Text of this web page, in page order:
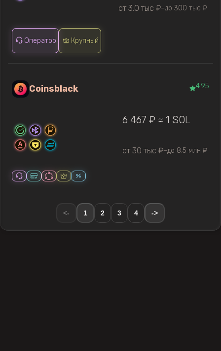
от 3.0 тыс ₽—до 300 тыс ₽
Оператор Крупный
Coinsblack 4.95
6 467 ₽ ≈ 1 SOL
от 30 тыс ₽—до 8.5 млн ₽
<- 1 2 3 4 ->